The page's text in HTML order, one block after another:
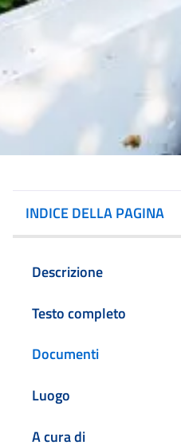
INDICE DELLA PAGINA
Descrizione
Testo completo
Documenti
Luogo
A cura di